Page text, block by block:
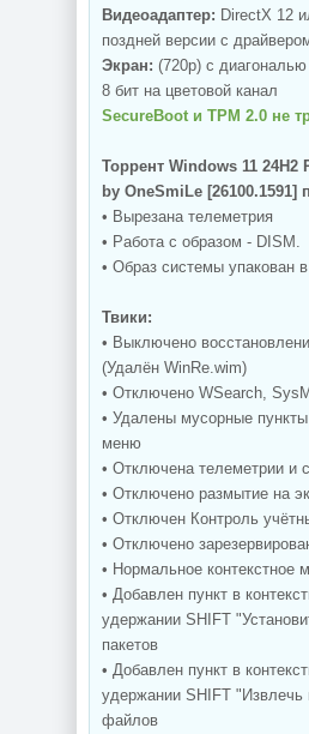
Видеоадаптер: DirectX 12
поздней версии с
Экран: (720p) с
8 бит на цветовой канал
SecureBoot и TPM 2.0 не
Торрент Windows 11 24H2
by OneSmiLe [26100.1591]
• Вырезана телеметрия
• Работа с образом - DISM.
• Образ системы упакован в
Твики:
• Выключено
(Удалён WinRe.wim)
• Отключено WSearch,
• Удалены мусорные пункты
меню
• Отключена телеметрии и
• Отключено размытие на
• Отключен Контроль
• Отключено
• Нормальное контекстное
• Добавлен пункт в
удержании SHIFT
пакетов
• Добавлен пункт в
удержании SHIFT "Извлечь
файлов